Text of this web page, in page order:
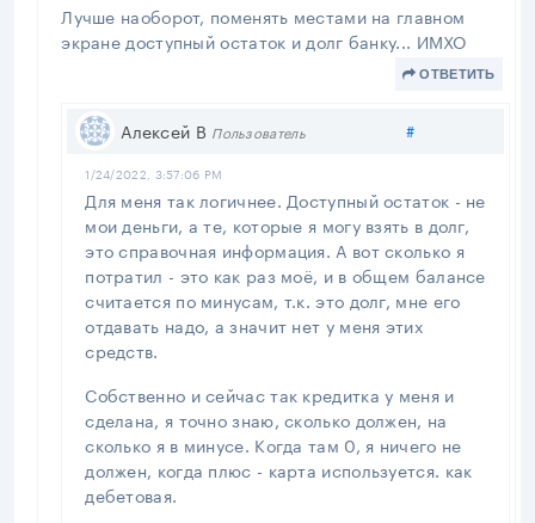
Лучше наоборот, поменять местами на главном
экране доступный остаток и долг банку... ИМХО
ОТВЕТИТЬ
Алексей В Пользователь #Поделиться
1/24/2022, 3:57:06 PM
Для меня так логичнее. Доступный остаток - не
мои деньги, а те, которые я могу взять в долг,
это справочная информация. А вот сколько я
потратил - это как раз моё, и в общем балансе
считается по минусам, т.к. это долг, мне его
отдавать надо, а значит нет у меня этих
средств.
Собственно и сейчас так кредитка у меня и
сделана, я точно знаю, сколько должен, на
сколько я в минусе. Когда там 0, я ничего не
должен, когда плюс - карта используется. как
дебетовая.